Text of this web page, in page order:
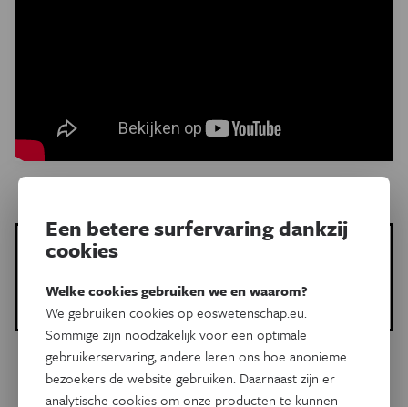
Meer over de volgende onderwerpen:
grijze cellen
Eos Pipet
Een betere surfervaring dankzij
cookies
Welke cookies gebruiken we en waarom?
We gebruiken cookies op eoswetenschap.eu.
Sommige zijn noodzakelijk voor een optimale
gebruikerservaring, andere leren ons hoe anonieme
bezoekers de website gebruiken. Daarnaast zijn er
analytische cookies om onze producten te kunnen